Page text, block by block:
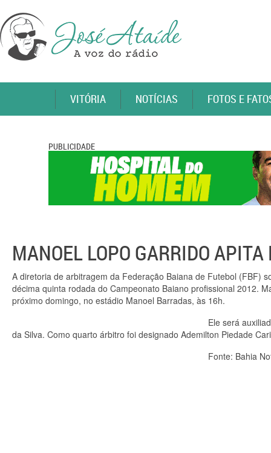
VITÓRIA NOTÍCIAS FOTOS E
PUBLICIDADE
MANOEL LOPO GARRIDO
A diretoria de arbitragem da Federação Baiana de Futebol (FBF)
décima quinta rodada do Campeonato Baiano profissional 2012.
próximo domingo, no estádio Manoel Barradas, às 16h.
Ele será
da Silva. Como quarto árbitro foi designado Ademilton Piedade
Fonte: Bahia